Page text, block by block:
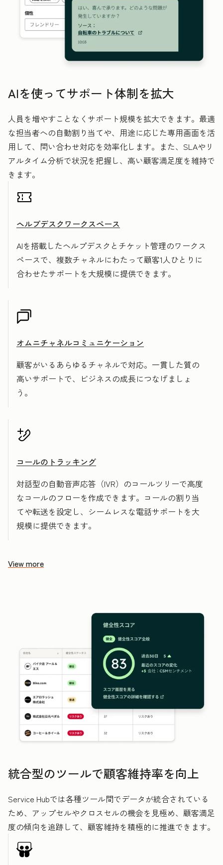
AIを使ってサポート体制を拡大
人員を増やすことなくサポート規模を拡大できます。最適
な担当者への自動割り当てや、用途に応じた専用画面を活
用して、問い合わせ対応を効率化します。また、SLAやリ
アルタイム分析で状況を把握し、高い顧客満足度を維持で
きます。
ヘルプデスクワークスペース
AIを搭載したヘルプデスクとチケット管理のワークス
ペースで、複数チャネルにわたって顧客1人ひとりに
合わせたサポートを大規模に提供できます。
オムニチャネルコミュニケーション
顧客がいるあらゆるチャネルで対応。一貫した質の
高いサポートで、ビジネスの成長につなげましょ
う。
コールのトラッキング
対話型の自動音声応答（IVR）のコールツリーで高度
なコールのフローを作成できます。コールの割り当
てや転送を設定し、シームレスな電話サポートを大
規模に提供できます。
View more
統合型のツールで顧客維持率を向上
Service Hubでは各種ツール間でデータが統合されている
ため、アップセルやクロスセルの機会を見極め、顧客満足
度の傾向を追跡して、顧客維持を積極的に推進できます。